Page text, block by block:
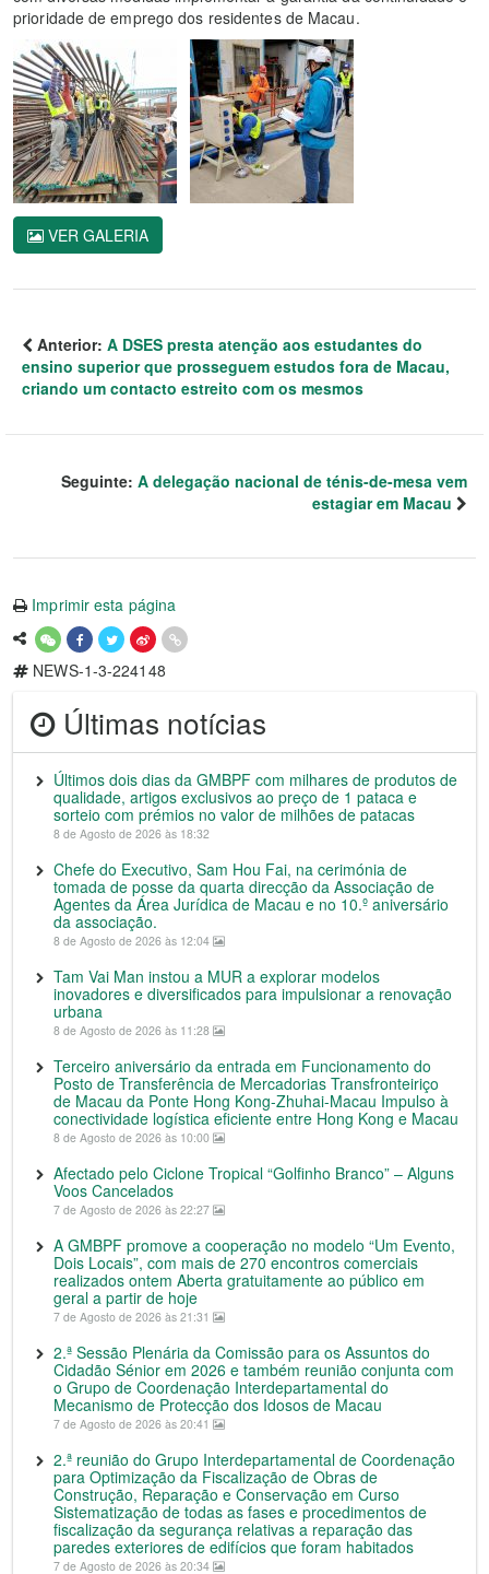
prioridade de emprego dos residentes de Macau.
VER GALERIA
Anterior: A DSES presta atenção aos estudantes do
ensino superior que prosseguem estudos fora de Macau,
criando um contacto estreito com os mesmos
Seguinte: A delegação nacional de ténis-de-mesa vem
estagiar em Macau
Imprimir esta página
NEWS-1-3-224148
Últimas notícias
Últimos dois dias da GMBPF com milhares de produtos de
qualidade, artigos exclusivos ao preço de 1 pataca e
sorteio com prémios no valor de milhões de patacas
8 de Agosto de 2026 às 18:32
Chefe do Executivo, Sam Hou Fai, na cerimónia de
tomada de posse da quarta direcção da Associação de
Agentes da Área Jurídica de Macau e no 10.º aniversário
da associação.
8 de Agosto de 2026 às 12:04
Tam Vai Man instou a MUR a explorar modelos
inovadores e diversificados para impulsionar a renovação
urbana
8 de Agosto de 2026 às 11:28
Terceiro aniversário da entrada em Funcionamento do
Posto de Transferência de Mercadorias Transfronteiriço
de Macau da Ponte Hong Kong-Zhuhai-Macau Impulso à
conectividade logística eficiente entre Hong Kong e Macau
8 de Agosto de 2026 às 10:00
Afectado pelo Ciclone Tropical “Golfinho Branco” – Alguns
Voos Cancelados
7 de Agosto de 2026 às 22:27
A GMBPF promove a cooperação no modelo “Um Evento,
Dois Locais”, com mais de 270 encontros comerciais
realizados ontem Aberta gratuitamente ao público em
geral a partir de hoje
7 de Agosto de 2026 às 21:31
2.ª Sessão Plenária da Comissão para os Assuntos do
Cidadão Sénior em 2026 e também reunião conjunta com
o Grupo de Coordenação Interdepartamental do
Mecanismo de Protecção dos Idosos de Macau
7 de Agosto de 2026 às 20:41
2.ª reunião do Grupo Interdepartamental de Coordenação
para Optimização da Fiscalização de Obras de
Construção, Reparação e Conservação em Curso
Sistematização de todas as fases e procedimentos de
fiscalização da segurança relativas a reparação das
paredes exteriores de edifícios que foram habitados
7 de Agosto de 2026 às 20:34